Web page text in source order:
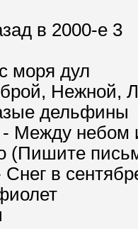
в 2000-е 3
моря дул
Нежной,
дельфины
- Между небом
(Пишите
в